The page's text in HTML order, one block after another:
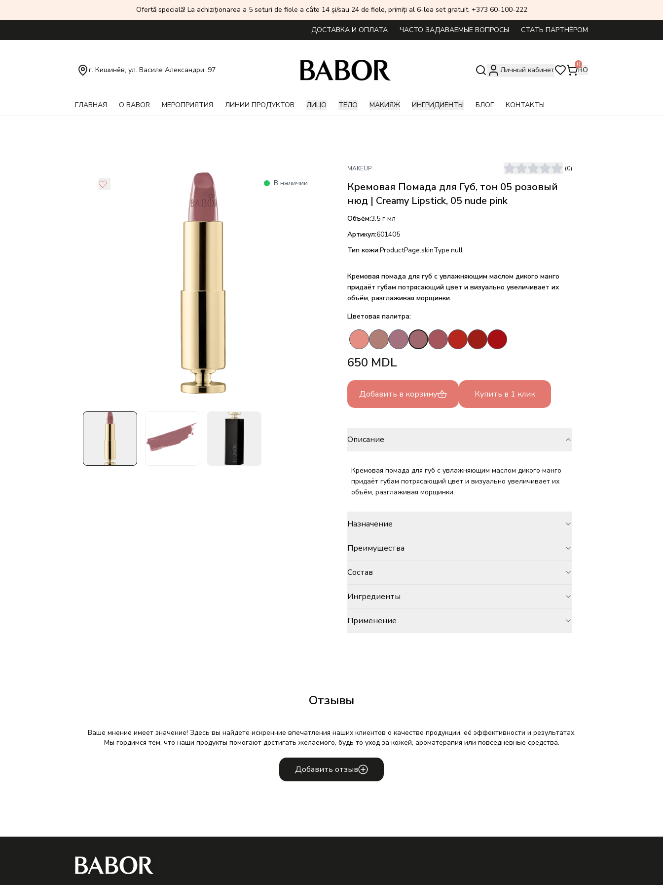
Ofertă specială! La achiziționarea a 5 seturi de fiole a câte 14 și/sau 24 de fiole, primiți al 6-lea set gratuit. +373 60-100-222
ДОСТАВКА И ОПЛАТА ЧАСТО ЗАДАВАЕМЫЕ ВОПРОСЫ СТАТЬ ПАРТНЁРОМ
г. Кишинёв, ул. Василе Александри, 97 Личный кабинет
0
RO
ГЛАВНАЯ О BABOR МЕРОПРИЯТИЯ ЛИНИИ ПРОДУКТОВ ЛИЦО ТЕЛО МАКИЯЖ ИНГРИДИЕНТЫ БЛОГ КОНТАКТЫ
В наличии
MAKEUP (0)
Кремовая Помада для Губ, тон 05 розовый
нюд | Creamy Lipstick, 05 nude pink
Объём:3.5 г мл
Артикул:601405
Тип кожи:ProductPage.skinType.null
Кремовая помада для губ с увлажняющим маслом дикого манго
придаёт губам потрясающий цвет и визуально увеличивает их
объём, разглаживая морщинки.
Цветовая палитра:
650 MDL
Добавить в корзину Купить в 1 клик
Описание
Кремовая помада для губ с увлажняющим маслом дикого манго
придаёт губам потрясающий цвет и визуально увеличивает их
объём, разглаживая морщинки.
Назначение
Преимущества
Состав
Ингредиенты
Применение
Отзывы
Ваше мнение имеет значение! Здесь вы найдете искренние впечатления наших клиентов о качестве продукции, её эффективности и результатах.
Мы гордимся тем, что наши продукты помогают достигать желаемого, будь то уход за кожей, ароматерапия или повседневные средства.
Добавить отзыв